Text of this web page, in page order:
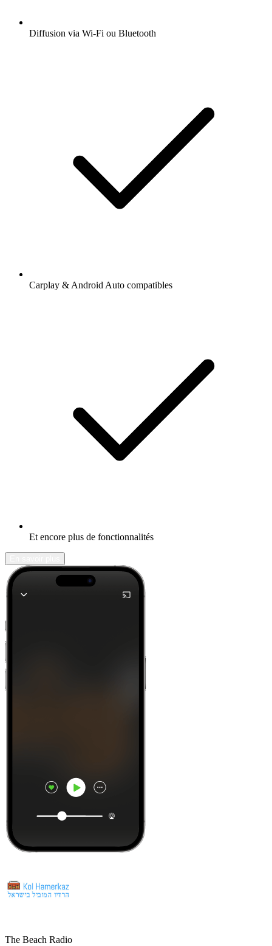
Diffusion via Wi-Fi ou Bluetooth
Carplay & Android Auto compatibles
Et encore plus de fonctionnalités
The Beach Radio